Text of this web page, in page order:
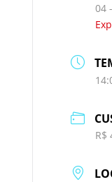
04
R$